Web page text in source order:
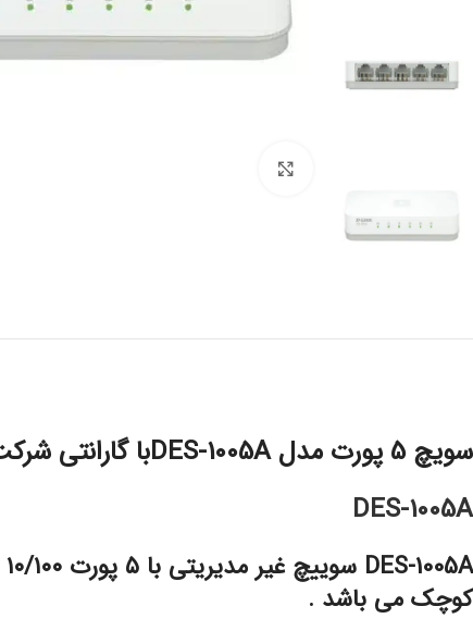
سویچ 5 پورت مدل DES-1005Aبا گارانتی شرکت ایزی
DES-1005A
کوچک می باشد .